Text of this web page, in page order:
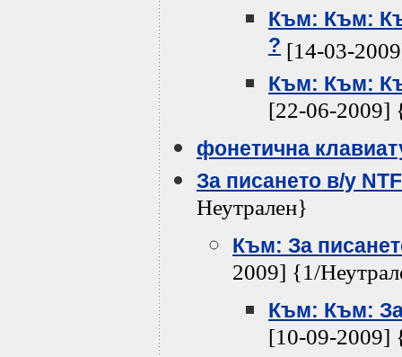
Към: Към:
? [14-03-
Към: Към:
[22-06-2009]
фонетична
За писането в/у
Неутрален}
Към: За
2009] {1/
Към: Към: За
[10-09-2009]